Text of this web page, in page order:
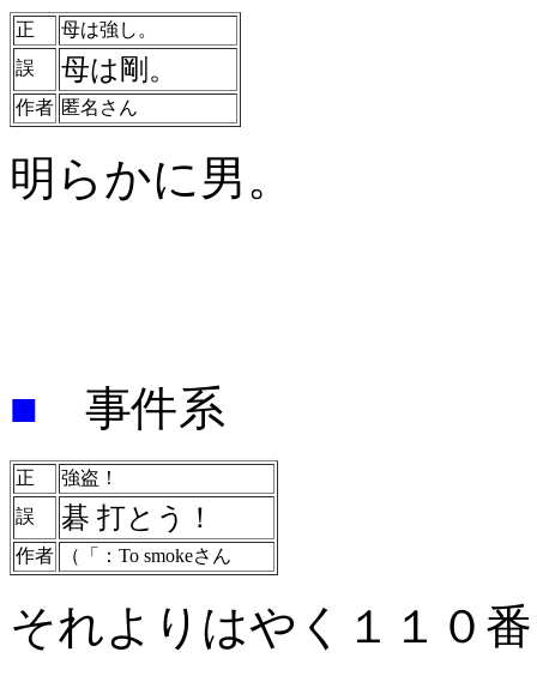
正
母は強し。
誤
母は剛 。
作者 匿名さん
明らかに男。
■ 事件系
正
強盗！
誤
碁 打とう ！
作者 （「：To smokeさん
それよりはやく１１０